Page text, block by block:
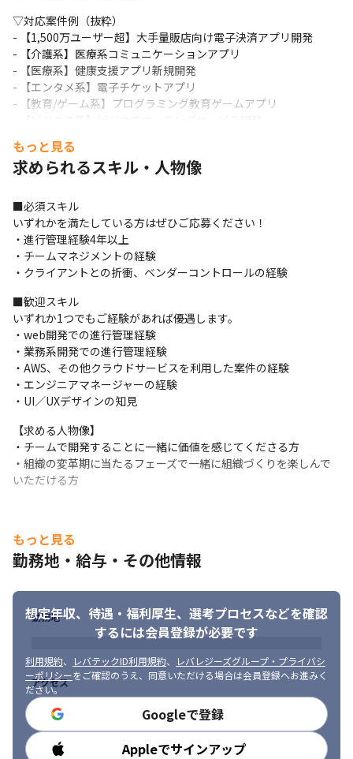
▽対応案件例（抜粋）
- 【1,500万ユーザー超】大手量販店向け電子決済アプリ開発
- 【介護系】医療系コミュニケーションアプリ
- 【医療系】健康支援アプリ新規開発
- 【エンタメ系】電子チケットアプリ
- 【教育/ゲーム系】プログラミング教育ゲームアプリ
■技術スタック
PostgreSQL / AWS, Google Cloud
＜フロントエンド＞ TypeScript (React, Vue.js, Next.js), HTML,
CSS
【カヤックボンドならではの魅力】
■成長フェーズに携われる
社員数100名を迎え、制度設計や育成方針策定など、組織づくりに
も携われます。
■意思決定のスピード感
技術選定・企画設計から携われる裁量の高さがあり、クライアン
トと直接対話しながら開発を進めます。
■多様な案件でスキルアップ
ライブ配信、医療系、業務系など幅広い案件があり、技術領域を
広げることができます。1,500万人ユーザーの電子決済アプリや、
100万DAUのゲームアプリなど、大規模案件の上流工程から参画可
能です。
もっと見る
求められるスキル・人物像
■必須スキル
いずれかを満たしている方はぜひご応募ください！
・進行管理経験4年以上
・チームマネジメントの経験
・クライアントとの折衝、ベンダーコントロールの経験
■歓迎スキル
いずれか1つでもご経験があれば優遇します。
・web開発での進行管理経験
・業務系開発での進行管理経験
・AWS、その他クラウドサービスを利用した案件の経験
・エンジニアマネージャーの経験
・UI／UXデザインの知見
【求める人物像】
・チームで開発することに一緒に価値を感じてくださる方
・組織の変革期に当たるフェーズで一緒に組織づくりを楽しんで
いただける方
もっと見る
勤務地・給与・その他情報
想定年収、待遇・福利厚生、 選考プロセスなどを確認
するには会員登録が必要です
利用規約、 レバテックID利用規約、
レバレジーズグループ・プライバシ
ーポリシーをご確認のうえ、同意いただける場合は会員登録へお進みく
ださい。
Googleで登録
Appleでサインアップ
勤務地
アクセス
勤務時間